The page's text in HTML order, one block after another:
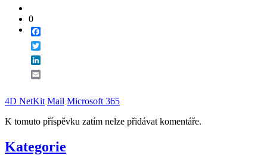
0
4D NetKit Mail Microsoft 365
K tomuto příspěvku zatím nelze přidávat komentáře.
Kategorie